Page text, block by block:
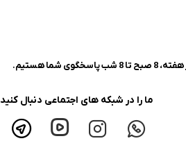
ما را در شبکه های اجتماعی دنبال کنید